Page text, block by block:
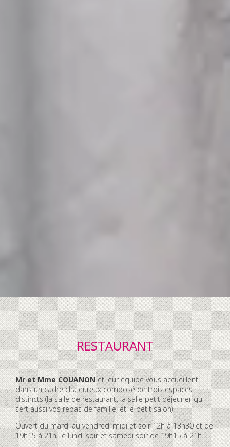
RESTAURANT
Contenu
accordéon
Mr et Mme COUANONet leur équipe vous accueillent
dans un cadre chaleureux composé de trois espaces
distincts (la salle de restaurant, la salle petit déjeuner qui
sert aussi vos repas de famille, et le petit salon).
Ouvert du mardi au vendredi midi et soir 12h à 13h30 et de
19h15 à 21h, le lundi soir et samedi soir de 19h15 à 21h.